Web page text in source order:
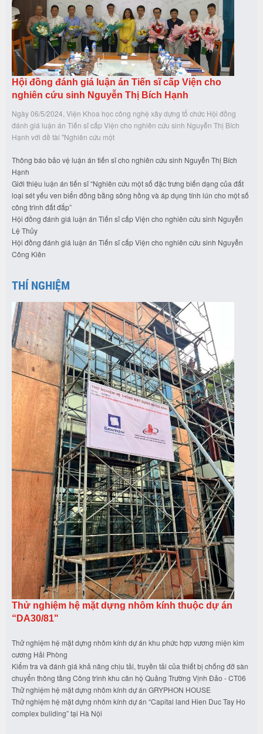
Hội đồng đánh giá luận án Tiến sĩ cấp Viện cho
nghiên cứu sinh Nguyễn Thị Bích Hạnh
Ngày 06/5/2024, Viện Khoa học công nghệ xây dựng tổ chức Hội đồng
đánh giá luận án Tiến sĩ cấp Viện cho nghiên cứu sinh Nguyễn Thị Bích
Hạnh với đề tài "Nghiên cứu một
Thông báo bảo vệ luận án tiến sĩ cho nghiên cứu sinh Nguyễn Thị Bích
Hạnh
Giới thiệu luận án tiến sĩ “Nghiên cứu một số đặc trưng biến dạng của đất
loại sét yếu ven biển đồng bằng sông hồng và áp dụng tính lún cho một số
công trình đất đắp”
Hội đồng đánh giá luận án Tiến sĩ cấp Viện cho nghiên cứu sinh Nguyễn
Lệ Thủy
Hội đồng đánh giá luận án Tiến sĩ cấp Viện cho nghiên cứu sinh Nguyễn
Công Kiên
THÍ NGHIỆM
Thử nghiệm hệ mặt dựng nhôm kính thuộc dự án
“DA30/81"
Thử nghiệm hệ mặt dựng nhôm kính dự án khu phức hợp vương miện kim
cương Hải Phòng
Kiểm tra và đánh giá khả năng chịu tải, truyền tải của thiết bị chống đỡ sàn
chuyển thông tầng Công trình khu căn hộ Quảng Trường Vịnh Đảo - CT06
Thử nghiệm hệ mặt dựng nhôm kính dự án GRYPHON HOUSE
Thử nghiệm hệ mặt dựng nhôm kính dự án “Capital land Hien Duc Tay Ho
complex buliding” tại Hà Nội